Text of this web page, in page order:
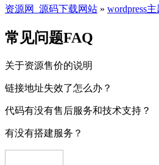
资源网_源码下载网站 » wordpress
常见问题FAQ
关于资源售价的说明
链接地址失效了怎么办？
代码有没有售后服务和技术支持？
有没有搭建服务？